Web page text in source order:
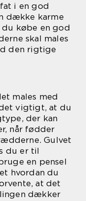
i en god
dække karme
købe en god
skal males
den rigtige
males med
vigtigt, at du
der kan
når fødder
Gulvet
du er til
en pensel
hvordan du
at det
dækker